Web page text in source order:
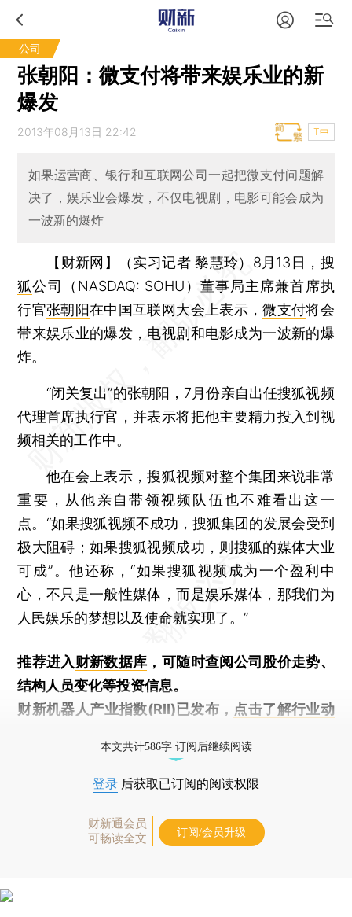
公司
张朝阳：微支付将带来娱乐业的新
爆发
2013年08月13日 22:42 T中
如果运营商、银行和互联网公司一起把微支付问题解
决了，娱乐业会爆发，不仅电视剧，电影可能会成为
一波新的爆炸
【财新网】（实习记者黎慧玲） 8月13日， 搜
狐公司（NASDAQ: SOHU）董事局主席兼首席执
行官张朝阳在中国互联网大会上表示，微支付将会
带来娱乐业的爆发，电视剧和电影成为一波新的爆
炸。
“闭关复出”的张朝阳，7月份亲自出任搜狐视频
代理首席执行官，并表示将把他主要精力投入到视
频相关的工作中。
他在会上表示，搜狐视频对整个集团来说非常
重要，从他亲自带领视频队伍也不难看出这一
点。“如果搜狐视频不成功，搜狐集团的发展会受到
极大阻碍；如果搜狐视频成功，则搜狐的媒体大业
可成”。他还称，“如果搜狐视频成为一个盈利中
心，不只是一般性媒体，而是娱乐媒体，那我们为
人民娱乐的梦想以及使命就实现了。”
推荐进入财新数据库 ，可随时查阅公司股价走势、
结构人员变化等投资信息。
财新机器人产业指数(RII)已发布， 点击了解行业动
本文共计586字 订阅后继续阅读
登录 后获取已订阅的阅读权限
财新通会员
可畅读全文
订阅/会员升级